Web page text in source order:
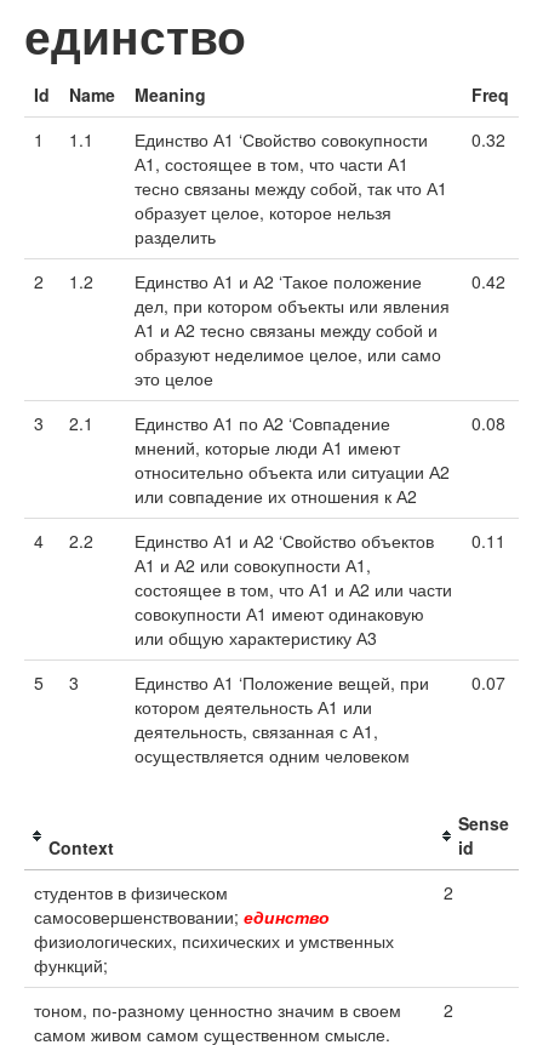
единство
Id Name Meaning
Freq
1
1.1
Единство А1 ‘Свойство совокупности
А1, состоящее в том, что части А1
тесно связаны между собой, так что А1
образует целое, которое нельзя
разделить
0.32
2 1.2
Единство А1 и А2 ‘Такое положение
дел, при котором объекты или явления
А1 и А2 тесно связаны между собой и
образуют неделимое целое, или само
это целое
0.42
3 2.1
Единство А1 по А2 ‘Совпадение
мнений, которые люди А1 имеют
относительно объекта или ситуации А2
или совпадение их отношения к А2
0.08
4 2.2
Единство А1 и А2 ‘Свойство объектов
А1 и А2 или совокупности А1,
состоящее в том, что А1 и А2 или части
совокупности А1 имеют одинаковую
или общую характеристику А3
0.11
5 3
Единство А1 ‘Положение вещей, при
котором деятельность А1 или
деятельность, связанная с А1,
осуществляется одним человеком
0.07
Context
Sense
id
студентов в физическом
самосовершенствовании; единство
физиологических, психических и умственных
функций;
2
тоном, по-разному ценностно значим в своем
самом живом самом существенном смысле.
2